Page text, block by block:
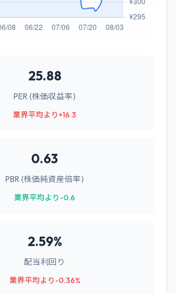
25.88
PER (株価収益率)
業界平均より+16.3
0.63
PBR (株価純資産倍率)
業界平均より-0.6
2.59%
配当利回り
業界平均より-0.36%